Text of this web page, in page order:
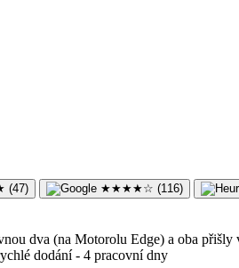
(47) ★★★★☆ (116)
dva (na Motorolu Edge) a oba
dodání - 4 pracovní dny